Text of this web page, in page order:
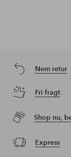
Nem retur
Fri fragt
Shop nu,
Express